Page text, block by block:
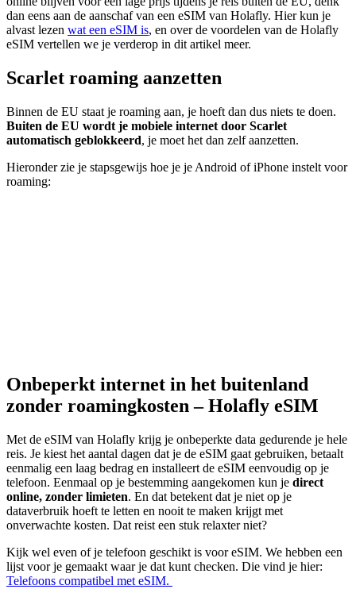
dan eens aan de aanschaf van een eSIM van Holafly. Hier kun je
alvast lezen wat een eSIM is, en over de voordelen van de Holafly
eSIM vertellen we je verderop in dit artikel meer.
Scarlet roaming aanzetten
Binnen de EU staat je roaming aan, je hoeft dan dus niets te doen.
Buiten de EU wordt je mobiele internet door Scarlet
automatisch geblokkeerd, je moet het dan zelf aanzetten.
Hieronder zie je stapsgewijs hoe je je Android of iPhone instelt voor
roaming:
Onbeperkt internet in het buitenland
zonder roamingkosten – Holafly eSIM
Met de eSIM van Holafly krijg je onbeperkte data gedurende je hele
reis. Je kiest het aantal dagen dat je de eSIM gaat gebruiken, betaalt
eenmalig een laag bedrag en installeert de eSIM eenvoudig op je
telefoon. Eenmaal op je bestemming aangekomen kun je direct
online, zonder limieten. En dat betekent dat je niet op je
dataverbruik hoeft te letten en nooit te maken krijgt met
onverwachte kosten. Dat reist een stuk relaxter niet?
Kijk wel even of je telefoon geschikt is voor eSIM. We hebben een
lijst voor je gemaakt waar je dat kunt checken. Die vind je hier:
Telefoons compatibel met eSIM.